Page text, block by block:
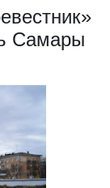
Самары